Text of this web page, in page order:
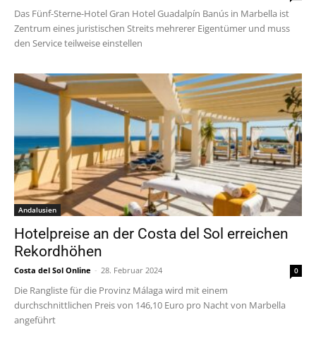
Das Fünf-Sterne-Hotel Gran Hotel Guadalpín Banús in Marbella ist
Zentrum eines juristischen Streits mehrerer Eigentümer und muss
den Service teilweise einstellen
Andalusien
Hotelpreise an der Costa del Sol erreichen
Rekordhöhen
Costa del Sol Online - 28. Februar 2024 0
Die Rangliste für die Provinz Málaga wird mit einem
durchschnittlichen Preis von 146,10 Euro pro Nacht von Marbella
angeführt